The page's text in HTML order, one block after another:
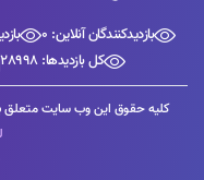
بازدیدکنندگان آنلاین: 0
کل بازدیدها: 28998
کلیه حقوق این وب سایت متعلق